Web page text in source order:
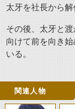
太牙を社長から解
その後、太牙と
向けて前を向き
いる。
関連人物